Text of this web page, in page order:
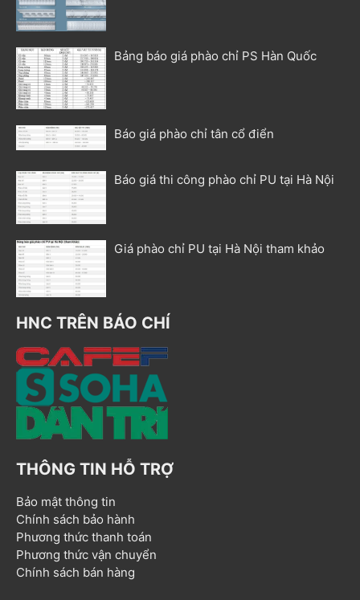
Bảng báo giá phào chỉ PS Hàn Quốc
Báo giá phào chỉ tân cổ điển
Báo giá thi công phào chỉ PU tại Hà Nội
Giá phào chỉ PU tại Hà Nội tham khảo
HNC TRÊN BÁO CHÍ
THÔNG TIN HỖ TRỢ
Bảo mật thông tin
Chính sách bảo hành
Phương thức thanh toán
Phương thức vận chuyển
Chính sách bán hàng